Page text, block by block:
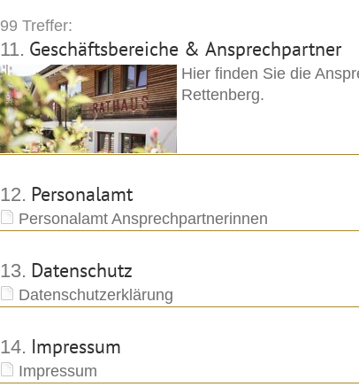
99 Treffer:
11. Geschäftsbereiche & Ansprechpartner
Hier finden Sie die
Rettenberg.
12. Personalamt
Personalamt Ansprechpartnerinnen
13. Datenschutz
Datenschutzerklärung
14. Impressum
Impressum